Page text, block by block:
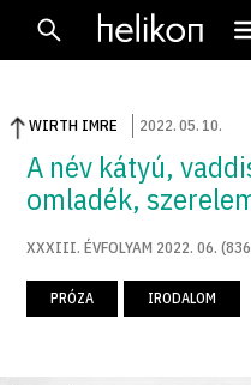
WIRTH IMRE 2022.05. 10.
A név kátyú,
omladék,
XXXIII. ÉVFOLYAM 2022. 06.
PRÓZA IRODALOM